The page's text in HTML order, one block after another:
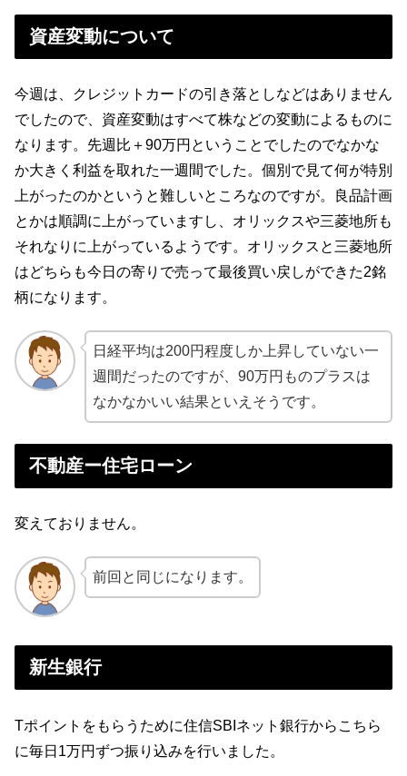
資産変動について
今週は、クレジットカードの引き落としなどはありません
でしたので、資産変動はすべて株などの変動によるものに
なります。先週比＋90万円ということでしたのでなかな
か大きく利益を取れた一週間でした。個別で見て何が特別
上がったのかというと難しいところなのですが。良品計画
とかは順調に上がっていますし、オリックスや三菱地所も
それなりに上がっているようです。オリックスと三菱地所
はどちらも今日の寄りで売って最後買い戻しができた2銘
柄になります。
日経平均は200円程度しか上昇していない一
週間だったのですが、90万円ものプラスは
なかなかいい結果といえそうです。
不動産ー住宅ローン
変えておりません。
前回と同じになります。
新生銀行
Tポイントをもらうために住信SBIネット銀行からこちら
に毎日1万円ずつ振り込みを行いました。